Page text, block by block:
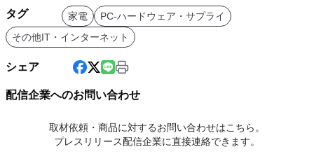
タグ 家電
PC-ハードウェア・サプライ
その他IT・インターネット
シェア
配信企業へのお問い合わせ
取材依頼・商品に対するお問い合わせはこちら。
プレスリリース配信企業に直接連絡できます。